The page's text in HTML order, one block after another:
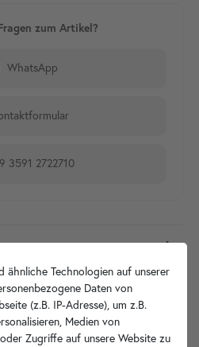
WhatsApp
3591 2722710
ähnliche Technologien auf unserer
Daten von
(z.B. IP-Adresse), um z.B.
Medien von
Zugriffe auf unsere Website zu